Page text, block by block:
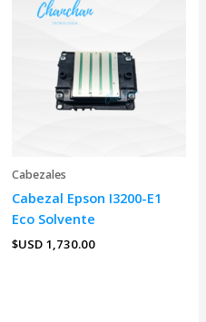
Cabezales
Cabezal Epson I3200-E1
Eco Solvente
$USD 1,730.00